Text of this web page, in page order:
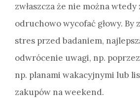
zwłaszcza że nie można
odruchowo wycofać głowy. By
stres przed badaniem,
odwrócenie uwagi, np.
np. planami wakacyjnymi lub
zakupów na weekend.